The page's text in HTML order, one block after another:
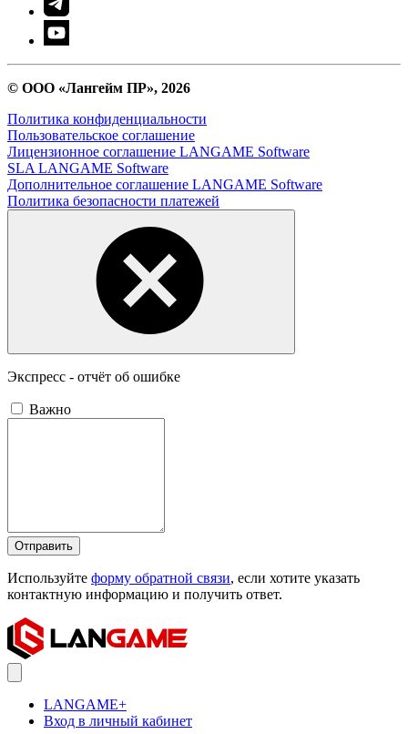
© ООО «Лангейм ПР», 2026
Политика конфиденциальности
Пользовательское соглашение
Лицензионное соглашение LANGAME Software
SLA LANGAME Software
Дополнительное соглашение LANGAME Software
Политика безопасности платежей
Экспресс - отчёт об ошибке
Важно
Отправить
Используйте форму обратной связи, если хотите указать
контактную информацию и получить ответ.
LANGAME+
Вход в личный кабинет